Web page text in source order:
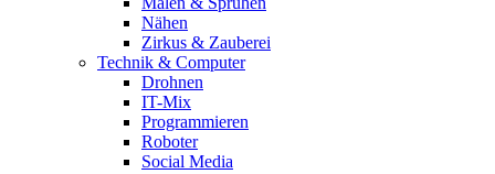
Nähen
Zirkus & Zauberei
Technik & Computer
Drohnen
IT-Mix
Programmieren
Roboter
Social Media